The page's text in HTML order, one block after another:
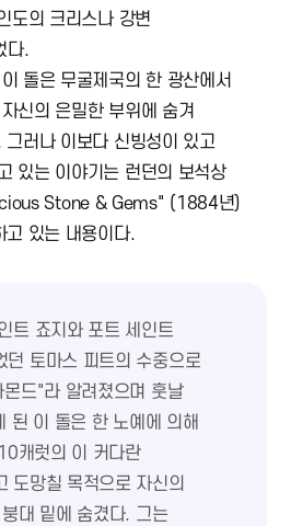
도의 크리스나 강변
다.
돌은 무굴제국의 한 광산에서
신의 은밀한 부위에 숨겨
러나 이보다 신빙성이 있고
있는 이야기는 런던의 보석상
Stone & Gems" (1884년)
고 있는 내용이다.
트 죠지와 포트 세인트
던 토마스 피트의 수중으로
드"라 알려졌으며 훗날
된 이 돌은 한 노예에 의해
캐럿의 이 커다란
도망칠 목적으로 자신의
대 밑에 숨겼다. 그는